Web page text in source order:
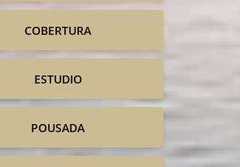
COBERTURA
ESTUDIO
POUSADA